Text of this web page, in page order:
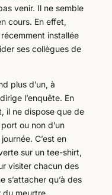
venir. Il ne semble
cours. En effet,
installée
ses collègues de
plus d’un, à
l’enquête. En
il ne dispose que de
ou non d’un
C’est en
sur un tee-shirt,
visiter chacun des
s’attacher qu’à des
du meurtre.